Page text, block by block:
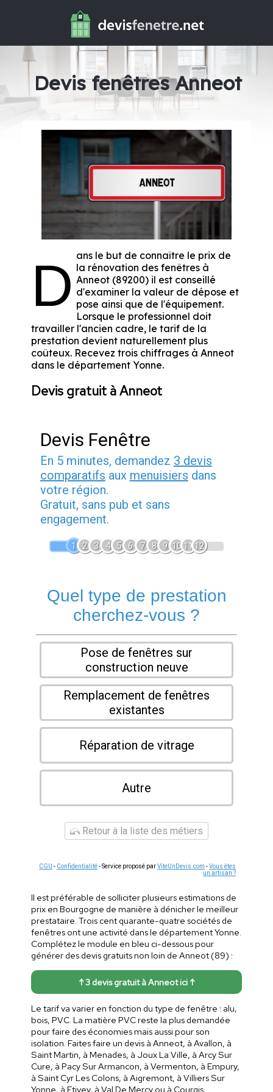
Devis fenêtres Anneot
D ans le but de connaître le prix de
la rénovation des fenêtres à
Anneot (89200) il est conseillé
d'examiner la valeur de dépose et
pose ainsi que de l'équipement.
Lorsque le professionnel doit
travailler l'ancien cadre, le tarif de la
prestation devient naturellement plus
coûteux. Recevez trois chiffrages à Anneot
dans le département Yonne.
Devis gratuit à Anneot
Devis Fenêtre
En 5 minutes, demandez 3 devis
comparatifs aux menuisiers dans
votre région.
Gratuit, sans pub et sans
engagement.
1 2 3 4 5 6 7 8 9 1011 12
Quel type de prestation
cherchez-vous ?
Pose de fenêtres sur
construction neuve
Remplacement de fenêtres
existantes
Réparation de vitrage
Autre
Retour à la liste des métiers
CGU - Confidentialité- Service proposé parViteUnDevis.com -Vous êtes
un artisan ?
Il est préférable de solliciter plusieurs estimations de
prix en Bourgogne de manière à dénicher le meilleur
prestataire. Trois cent quarante-quatre sociétés de
fenêtres ont une activité dans le département Yonne.
Complétez le module en bleu ci-dessous pour
générer des devis gratuits non loin de Anneot (89) :
↑ 3 devis gratuit à Anneot ici ↑
Le tarif va varier en fonction du type de fenêtre : alu,
bois, PVC. La matière PVC reste la plus demandée
pour faire des économies mais aussi pour son
isolation. Faites faire un devis à Anneot, à Avallon, à
Saint Martin, à Menades, à Joux La Ville, à Arcy Sur
Cure, à Pacy Sur Armancon, à Vermenton, à Empury,
à Saint Cyr Les Colons, à Aigremont, à Villiers Sur
Yonne, à Etivey, à Val De Mercy ou à Courgis.